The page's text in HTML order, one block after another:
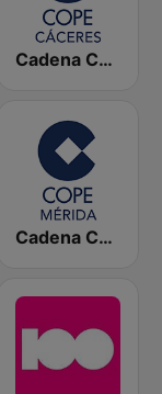
Cadena COPE Cáceres
Cadena COPE Mérida